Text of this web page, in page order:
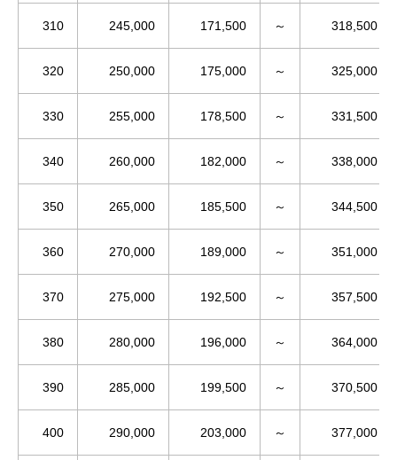
310 245,000 171,500 ～ 318,500
320 250,000 175,000 ～ 325,000
330 255,000 178,500 ～ 331,500
340 260,000 182,000 ～ 338,000
350 265,000 185,500 ～ 344,500
360 270,000 189,000 ～ 351,000
370 275,000 192,500 ～ 357,500
380 280,000 196,000 ～ 364,000
390 285,000 199,500 ～ 370,500
400 290,000 203,000 ～ 377,000